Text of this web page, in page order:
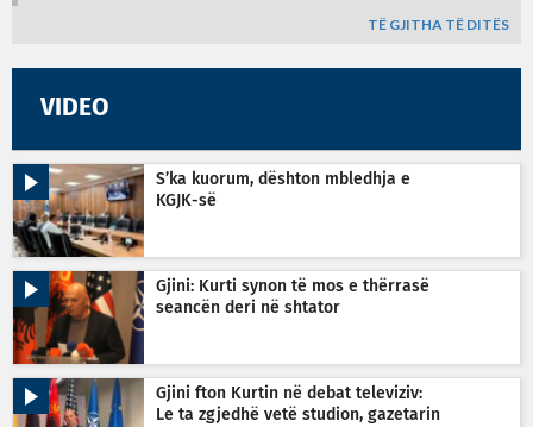
TË GJITHA TË DITËS
VIDEO
S’ka kuorum, dështon mbledhja e
KGJK-së
Gjini: Kurti synon të mos e thërrasë
seancën deri në shtator
Gjini fton Kurtin në debat televiziv:
Le ta zgjedhë vetë studion, gazetarin